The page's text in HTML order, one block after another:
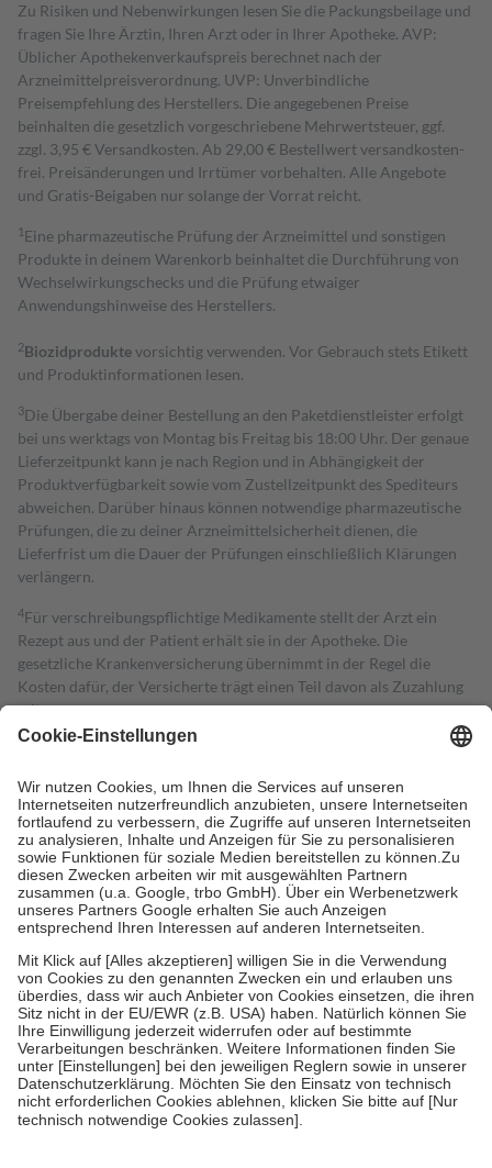
Zu Risiken und Nebenwirkungen lesen Sie die Packungsbeilage und
fragen Sie Ihre Ärztin, Ihren Arzt oder in Ihrer Apotheke. AVP:
Üblicher Apothekenverkaufspreis berechnet nach der
Arzneimittelpreisverordnung. UVP: Unverbindliche
Preisempfehlung des Herstellers. Die angegebenen Preise
beinhalten die gesetzlich vorgeschriebene Mehrwertsteuer, ggf.
zzgl. 3,95 € Versandkosten. Ab 29,00 € Bestell­wert versand­kosten­
frei. Preisänderungen und Irrtümer vorbehalten. Alle Angebote
und Gratis-Beigaben nur solange der Vorrat reicht.
1 Eine pharmazeutische Prüfung der Arzneimittel und sonstigen
Produkte in deinem Warenkorb beinhaltet die Durchführung von
Wechselwirkungschecks und die Prüfung etwaiger
Anwendungshinweise des Herstellers.
2Biozidproduktevorsichtig verwenden. Vor Gebrauch stets Etikett
und Produktinformationen lesen.
3Die Übergabe deiner Bestellung an den Paketdienstleister erfolgt
bei uns werktags von Montag bis Freitag bis 18:00 Uhr. Der genaue
Lieferzeitpunkt kann je nach Region und in Abhängigkeit der
Produktverfügbarkeit sowie vom Zustellzeitpunkt des Spediteurs
abweichen. Darüber hinaus können notwendige pharmazeutische
Prüfungen, die zu deiner Arzneimittelsicherheit dienen, die
Lieferfrist um die Dauer der Prüfungen einschließlich Klärungen
verlängern.
4Für verschreibungspflichtige Medikamente stellt der Arzt ein
Rezept aus und der Patient erhält sie in der Apotheke. Die
gesetzliche Krankenversicherung übernimmt in der Regel die
Kosten dafür, der Versicherte trägt einen Teil davon als Zuzahlung
mit.
Grundsätzlich leisten Mitglieder Zuzahlungen in Höhe von zehn
höchstens zehn Euro.
Es sind jedoch nie mehr als die tatsächlichen
Kosten der Leistung zu entrichten.
Diese Regeln gelten grundsätzlich auch für Online-Apotheken.
Bei Heilmitteln und häuslicher Krankenpflege beträgt die
Zuzahlung zehn Prozent der Kosten sowie zehn Euro je
Verordnung.
Um das Engagement der Versicherten für ihre eigene Gesundheit zu
stärken und die besondere Stellung der Familie zu unterstützen,
fallenkeine Zuzahlungenan bei:
• Kindern und Jugendlichen bis zum vollendeten 18. Lebensjahr
mit Ausnahme der Fahrkosten
• Untersuchungen zur Vorsorge und Früherkennung, die von der
GKV getragen werden
• empfohlenen Schutzimpfungen
• Harn- und Blutteststreifen